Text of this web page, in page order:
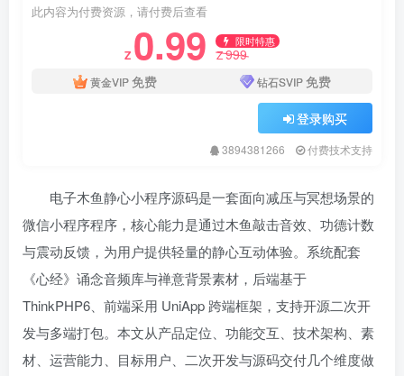
此内容为付费资源，请付费后查看
Z 0.99 限时特惠
Z999
黄金VIP免费 钻石SVIP免费
登录购买
3894381266 付费技术支持
电子木鱼静心小程序源码是一套面向减压与冥想场景的
微信小程序程序，核心能力是通过木鱼敲击音效、功德计数
与震动反馈，为用户提供轻量的静心互动体验。系统配套
《心经》诵念音频库与禅意背景素材，后端基于
ThinkPHP6、前端采用 UniApp 跨端框架，支持开源二次开
发与多端打包。本文从产品定位、功能交互、技术架构、素
材、运营能力、目标用户、二次开发与源码交付几个维度做